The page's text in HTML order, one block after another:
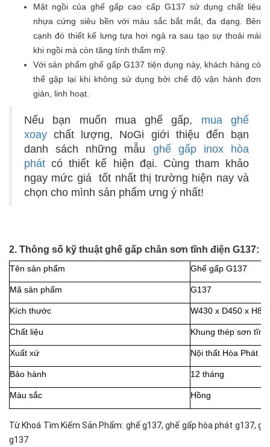
Mặt ngồi của ghế gấp cao cấp G137 sử dụng chất liệu
nhựa cứng siêu bền với màu sắc bắt mắt, đa dạng. Bên
cạnh đó thiết kế lưng tựa hơi ngả ra sau tạo sự thoải mái
khi ngồi mà còn tăng tính thẩm mỹ.
Với sản phẩm ghế gấp G137 tiện dụng này, khách hàng có
thể gập lại khi không sử dụng bởi chế độ vận hành đơn
giản, linh hoạt.
Nếu bạn muốn mua ghế gấp, mua ghế
xoay chất lượng, NoGi giới thiệu đến bạn
danh sách những mẫu ghế gấp inox hòa
phát có thiết kế hiện đại. Cùng tham khảo
ngay mức giá tốt nhất thị trường hiện nay và
chọn cho mình sản phẩm ưng ý nhất!
2. Thông số kỹ thuật ghế gấp chân sơn tĩnh điện G137:
Tên sản phẩm Ghế gấp G137
Mã sản phẩm G137
Kích thước W430 x D450 x
Chất liệu Khung thép sơn
Xuất xứ Nội thất Hòa Phát
Bảo hành 12 tháng
Màu sắc Hồng
Từ Khoá Tìm Kiếm Sản Phẩm: ghế g137, ghế gấp hòa phát g137,
g137